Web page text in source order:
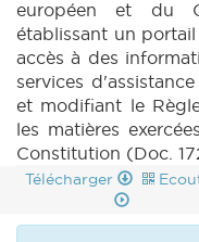
européen et du
établissant un
accès à des
services
et modifiant le
les matières
Constitution (Doc.
Télécharger